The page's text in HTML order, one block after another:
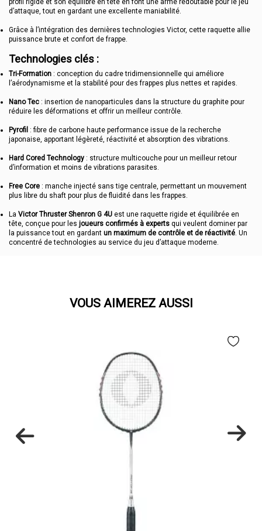
profil rigide et son équilibre en tête en font une arme redoutable pour le jeu
d’attaque, tout en gardant une excellente maniabilité.
Grâce à l’intégration des dernières technologies Victor, cette raquette allie
puissance brute et confort de frappe.
Technologies clés :
Tri-Formation : conception du cadre tridimensionnelle qui améliore
l’aérodynamisme et la stabilité pour des frappes plus nettes et rapides.
Nano Tec : insertion de nanoparticules dans la structure du graphite pour
réduire les déformations et offrir un meilleur contrôle.
Pyrofil : fibre de carbone haute performance issue de la recherche
japonaise, apportant légèreté, réactivité et absorption des vibrations.
Hard Cored Technology : structure multicouche pour un meilleur retour
d’information et moins de vibrations parasites.
Free Core : manche injecté sans tige centrale, permettant un mouvement
plus libre du shaft pour plus de fluidité dans les frappes.
La Victor Thruster Shenron G 4U est une raquette rigide et équilibrée en
tête, conçue pour les joueurs confirmés à experts qui veulent dominer par
la puissance tout en gardant un maximum de contrôle et de réactivité. Un
concentré de technologies au service du jeu d’attaque moderne.
VOUS AIMEREZ AUSSI